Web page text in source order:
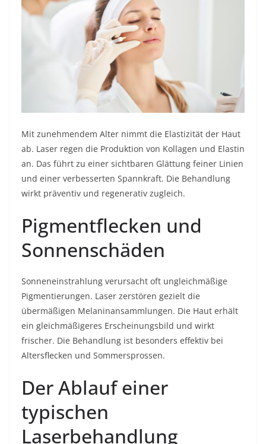
Mit zunehmendem Alter nimmt die Elastizität der Haut
ab. Laser regen die Produktion von Kollagen und Elastin
an. Das führt zu einer sichtbaren Glättung feiner Linien
und einer verbesserten Spannkraft. Die Behandlung
wirkt präventiv und regenerativ zugleich.
Pigmentflecken und
Sonnenschäden
Sonneneinstrahlung verursacht oft ungleichmäßige
Pigmentierungen. Laser zerstören gezielt die
übermäßigen Melaninansammlungen. Die Haut erhält
ein gleichmäßigeres Erscheinungsbild und wirkt
frischer. Die Behandlung ist besonders effektiv bei
Altersflecken und Sommersprossen.
Der Ablauf einer
typischen
Laserbehandlung